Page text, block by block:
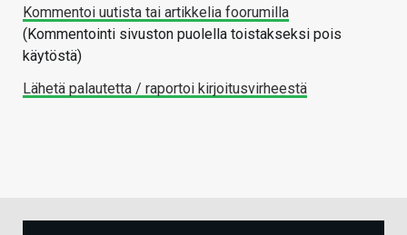
Kommentoi uutista tai artikkelia foorumilla
(Kommentointi sivuston puolella toistakseksi pois
käytöstä)
Lähetä palautetta / raportoi kirjoitusvirheestä